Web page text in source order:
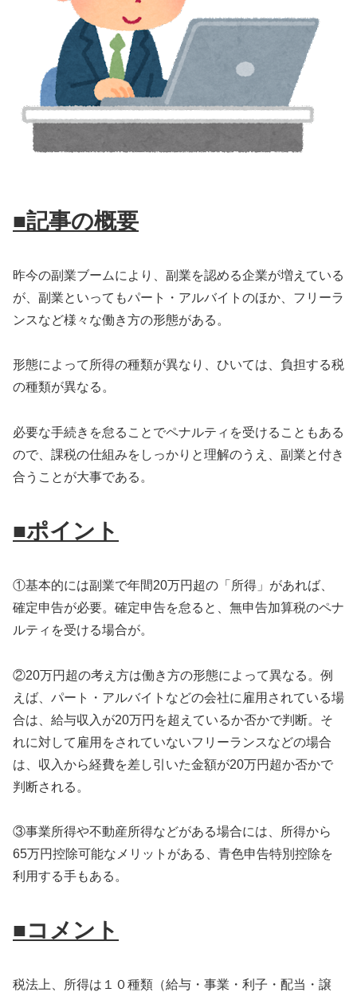
■記事の概要
昨今の副業ブームにより、副業を認める企業が増えている
が、副業といってもパート・アルバイトのほか、フリーラ
ンスなど様々な働き方の形態がある。
形態によって所得の種類が異なり、ひいては、負担する税
の種類が異なる。
必要な手続きを怠ることでペナルティを受けることもある
ので、課税の仕組みをしっかりと理解のうえ、副業と付き
合うことが大事である。
■ポイント
①基本的には副業で年間20万円超の「所得」があれば、
確定申告が必要。確定申告を怠ると、無申告加算税のペナ
ルティを受ける場合が。
②20万円超の考え方は働き方の形態によって異なる。例
えば、パート・アルバイトなどの会社に雇用されている場
合は、給与収入が20万円を超えているか否かで判断。そ
れに対して雇用をされていないフリーランスなどの場合
は、収入から経費を差し引いた金額が20万円超か否かで
判断される。
③事業所得や不動産所得などがある場合には、所得から
65万円控除可能なメリットがある、青色申告特別控除を
利用する手もある。
■コメント
税法上、所得は１０種類（給与・事業・利子・配当・譲